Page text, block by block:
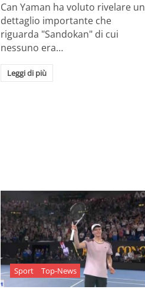
Can Yaman ha voluto rivelare un
dettaglio importante che
riguarda "Sandokan" di cui
nessuno era…
Leggi di più
Sport Top-News